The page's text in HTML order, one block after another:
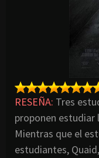
RESEÑA: Tres
proponen estudiar
Mientras que el
estudiantes,